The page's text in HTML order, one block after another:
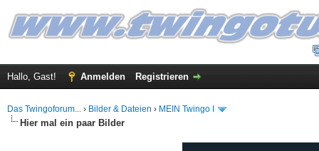
Hallo, Gast! Anmelden Registrieren
Das Twingoforum... › Bilder & Dateien › MEIN Twingo I
Hier mal ein paar Bilder